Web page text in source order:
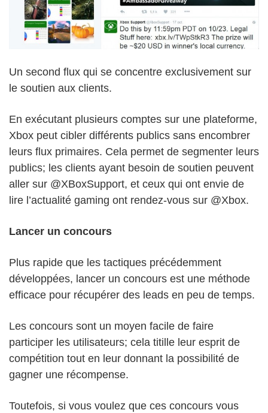
Un second flux qui se concentre exclusivement sur
le soutien aux clients.
En exécutant plusieurs comptes sur une plateforme,
Xbox peut cibler différents publics sans encombrer
leurs flux primaires. Cela permet de segmenter leurs
publics; les clients ayant besoin de soutien peuvent
aller sur @XBoxSupport, et ceux qui ont envie de
lire l’actualité gaming ont rendez-vous sur @Xbox.
Lancer un concours
Plus rapide que les tactiques précédemment
développées, lancer un concours est une méthode
efficace pour récupérer des leads en peu de temps.
Les concours sont un moyen facile de faire
participer les utilisateurs; cela titille leur esprit de
compétition tout en leur donnant la possibilité de
gagner une récompense.
Toutefois, si vous voulez que ces concours vous